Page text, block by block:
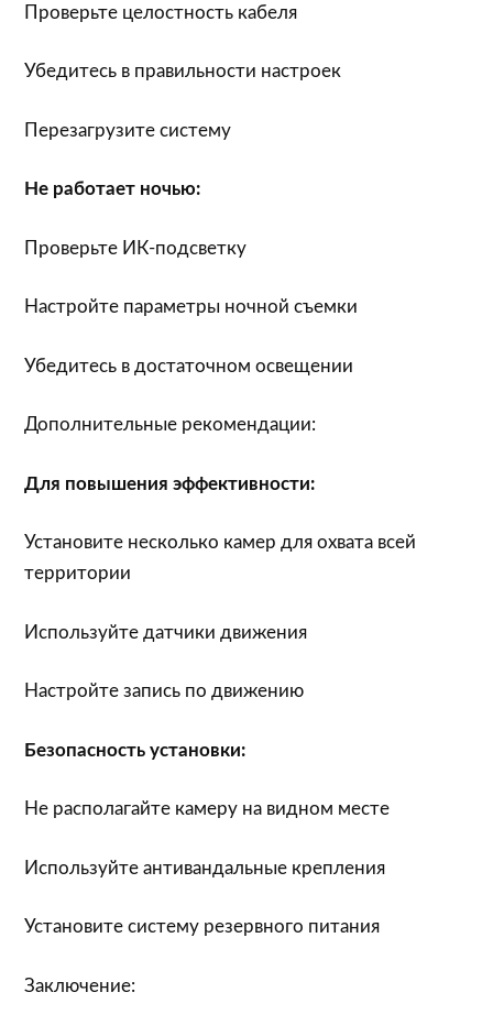
Проверьте целостность кабеля
Убедитесь в правильности настроек
Перезагрузите систему
Не работает ночью:
Проверьте ИК-подсветку
Настройте параметры ночной съемки
Убедитесь в достаточном освещении
Дополнительные рекомендации:
Для повышения эффективности:
Установите несколько камер для охвата всей
территории
Используйте датчики движения
Настройте запись по движению
Безопасность установки:
Не располагайте камеру на видном месте
Используйте антивандальные крепления
Установите систему резервного питания
Заключение: